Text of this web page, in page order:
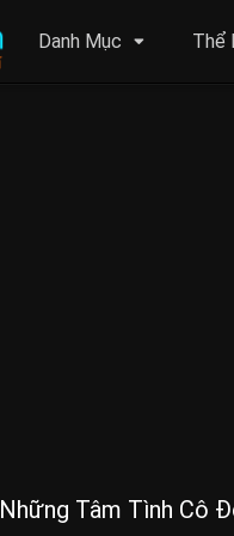
Danh Mục Thể
Những Tâm Tình Cô